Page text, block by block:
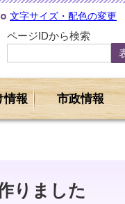
文字サイズ・配色の変更
ページIDから検索
情報 市政情報
りました